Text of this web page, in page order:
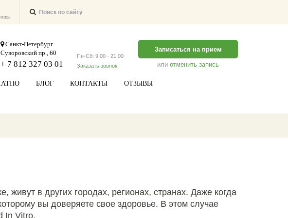
Санкт-Петербург
Суворовский пр., 60
+ 7 812 327 03 01
Пн-Сб: 9:00 - 21:00
Заказать звонок
Записаться на прием
или отменить запись
БЛОГ КОНТАКТЫ ОТЗЫВЫ
в других городах, регионах, странах. Даже когда
вы доверяете свое здоровье. В этом случае
In Vitro.